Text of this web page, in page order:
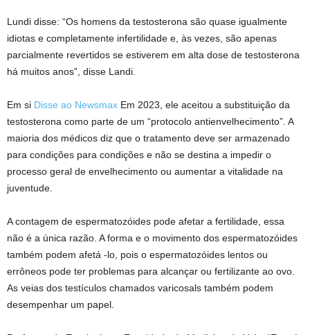
Lundi disse: “Os homens da testosterona são quase igualmente
idiotas e completamente infertilidade e, às vezes, são apenas
parcialmente revertidos se estiverem em alta dose de testosterona
há muitos anos”, disse Landi.
Em si Disse ao Newsmax Em 2023, ele aceitou a substituição da
testosterona como parte de um “protocolo antienvelhecimento”. A
maioria dos médicos diz que o tratamento deve ser armazenado
para condições para condições e não se destina a impedir o
processo geral de envelhecimento ou aumentar a vitalidade na
juventude.
A contagem de espermatozóides pode afetar a fertilidade, essa
não é a única razão. A forma e o movimento dos espermatozóides
também podem afetá -lo, pois o espermatozóides lentos ou
errôneos pode ter problemas para alcançar ou fertilizante ao ovo.
As veias dos testículos chamados varicosals também podem
desempenhar um papel.